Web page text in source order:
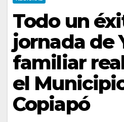
Todo un
jornada de
familiar
el
Copiapó